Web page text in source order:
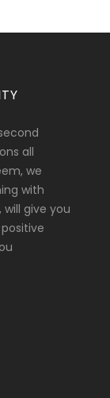
all
we
with
give you